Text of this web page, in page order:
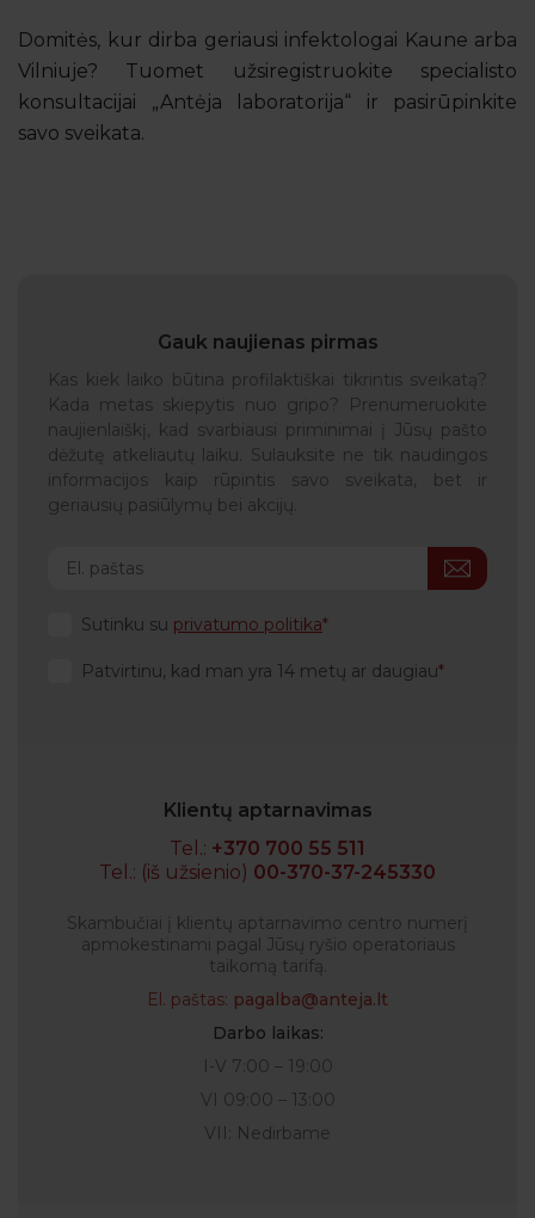
Domitės, kur dirba geriausi infektologai Kaune arba
Vilniuje? Tuomet užsiregistruokite specialisto
konsultacijai „Antėja laboratorija“ ir pasirūpinkite
savo sveikata.
Gauk naujienas pirmas
Kas kiek laiko būtina profilaktiškai tikrintis sveikatą?
Kada metas skiepytis nuo gripo? Prenumeruokite
naujienlaiškį, kad svarbiausi priminimai į Jūsų pašto
dėžutę atkeliautų laiku. Sulauksite ne tik naudingos
informacijos kaip rūpintis savo sveikata, bet ir
geriausių pasiūlymų bei akcijų.
Sutinku su privatumo politika
Patvirtinu, kad man yra 14 metų ar daugiau
Klientų aptarnavimas
Tel.: +370 700 55 511
Tel.: (iš užsienio) 00-370-37-245330
Skambučiai į klientų aptarnavimo centro numerį
apmokestinami pagal Jūsų ryšio operatoriaus
taikomą tarifą.
El. paštas: pagalba@anteja.lt
Darbo laikas:
I-V 7:00 – 19:00
VI 09:00 – 13:00
VII: Nedirbame